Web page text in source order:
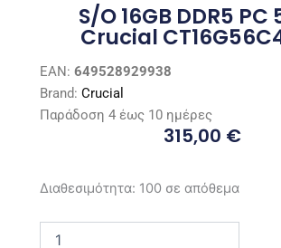
S/O 16GB DDR5 PC
Crucial
EAN:649528929938
Brand:Crucial
Παράδοση 4 έως 10 ημέρες
315,00 €
Διαθεσιμότητα: 100 σε απόθεμα
S/O
DDR5
PC